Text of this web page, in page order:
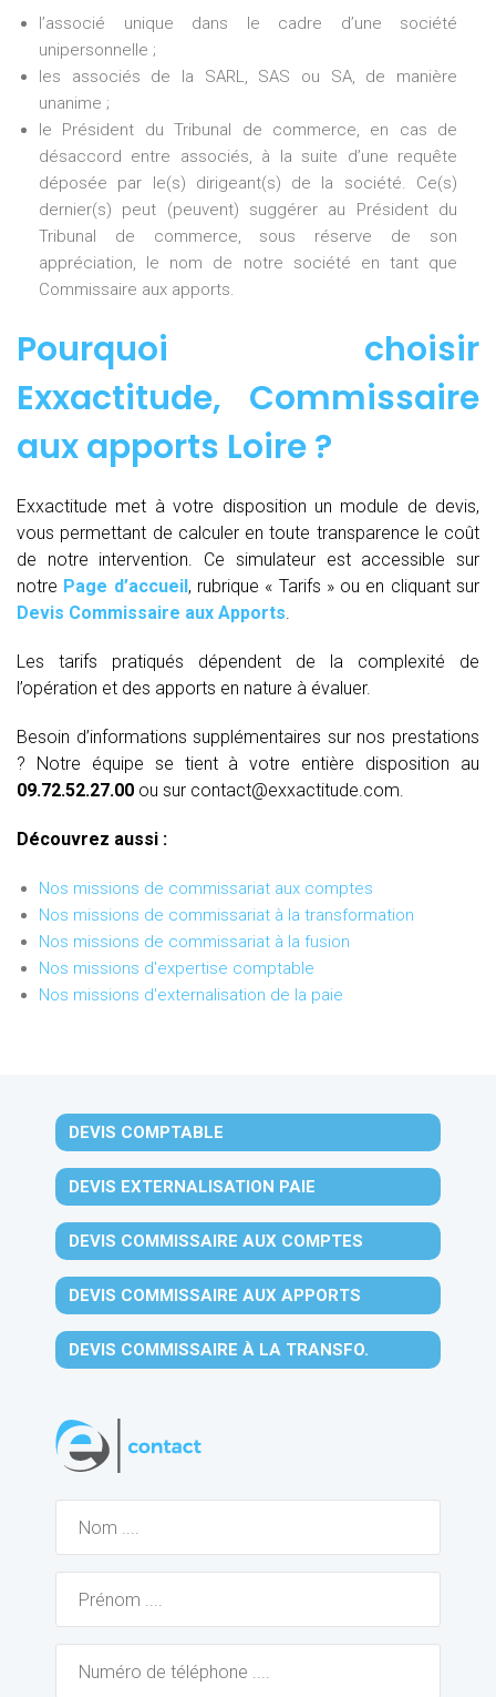
l’associé unique dans le cadre d’une société
unipersonnelle ;
les associés de la SARL, SAS ou SA, de manière
unanime ;
le Président du Tribunal de commerce, en cas de
désaccord entre associés, à la suite d’une requête
déposée par le(s) dirigeant(s) de la société. Ce(s)
dernier(s) peut (peuvent) suggérer au Président du
Tribunal de commerce, sous réserve de son
appréciation, le nom de notre société en tant que
Commissaire aux apports.
Pourquoi choisir
Exxactitude, Commissaire
aux apports Loire?
Exxactitude met à votre disposition un module de devis,
vous permettant de calculer en toute transparence le coût
de notre intervention. Ce simulateur est accessible sur
notre Page d’accueil, rubrique « Tarifs » ou en cliquant sur
Devis Commissaire aux Apports.
Les tarifs pratiqués dépendent de la complexité de
l’opération et des apports en nature à évaluer.
Besoin d’informations supplémentaires sur nos prestations
? Notre équipe se tient à votre entière disposition au
09.72.52.27.00 ou sur contact@exxactitude.com.
Découvrez aussi :
Nos missions de commissariat aux comptes
Nos missions de commissariat à la transformation
Nos missions de commissariat à la fusion
Nos missions d'expertise comptable
Nos missions d'externalisation de la paie
DEVIS COMPTABLE
DEVIS EXTERNALISATION PAIE
DEVIS COMMISSAIRE AUX COMPTES
DEVIS COMMISSAIRE AUX APPORTS
DEVIS COMMISSAIRE À LA TRANSFO.